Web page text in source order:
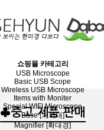
쇼핑몰 카테고리
USB Microscope
Basic USB Scope
Wireless USB Microscope
Items with Moniter
Special WIFI Microscope
Base [거치대]
Magnifier [확대경]
♣중고 제품 판매